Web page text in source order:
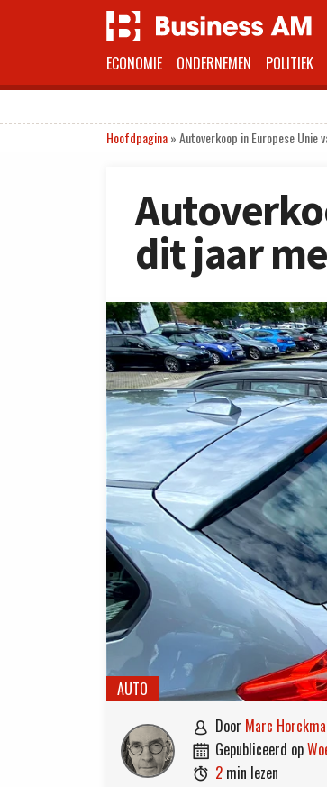
ECONOMIE ONDERNEMEN POLITIEK
Hoofdpagina»Autoverkoop in Europese
dit jaar
AUTO
 door Marc
 gepubliceerd op
 2 min lezen